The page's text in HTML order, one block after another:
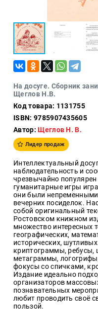
На досуге. Сборник
Щеглов Н.В.
Код товара: 1131755
ISBN: 9785907435605
Автор:Щеглов Н. В.
Лидер продаж
Интеллектуальный
наблюдательность и
чрезвычайно популярен
гуманитарные игры
они были непременными
вечерних посиделок.
собой оригинальный
Ростовском книжном
множество интересных
географических,
исторических,
криптограммы,
метаграммы,
фокусы со спичками,
Издание идеально
организаторов
познавательных
любит проводить своё
пользой.
Коллекционные
издания
Проза
непознанное
жизни
Культура
Искусство
Поэзия
Кухня,
гастрономия,
кулинария
Оптовикам
Авторам
Контакты
+7(499)
350-17-
79